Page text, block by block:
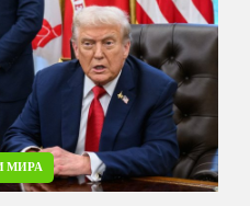
МИРА